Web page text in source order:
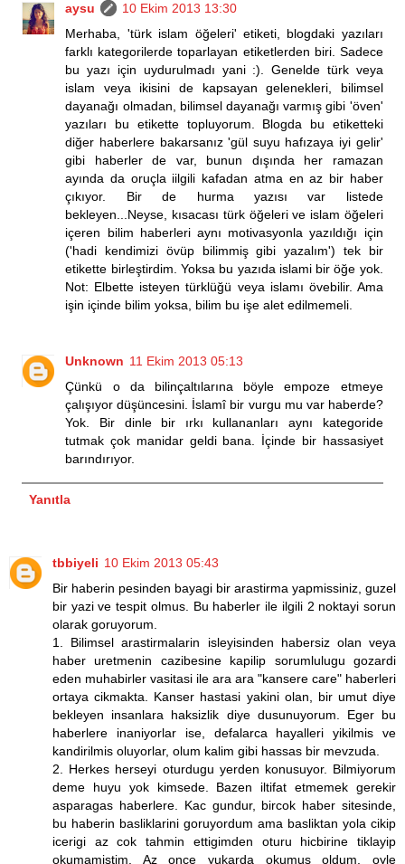
aysu
10 Ekim 2013 13:30
Merhaba, 'türk islam öğeleri' etiketi, blogdaki yazıları
farklı kategorilerde toparlayan etiketlerden biri. Sadece
bu yazı için uydurulmadı yani :). Genelde türk veya
islam veya ikisini de kapsayan gelenekleri, bilimsel
dayanağı olmadan, bilimsel dayanağı varmış gibi 'öven'
yazıları bu etikette topluyorum. Blogda bu etiketteki
diğer haberlere bakarsanız 'gül suyu hafızaya iyi gelir'
gibi haberler de var, bunun dışında her ramazan
ayında da oruçla iilgili kafadan atma en az bir haber
çıkıyor. Bir de hurma yazısı var listede
bekleyen...Neyse, kısacası türk öğeleri ve islam öğeleri
içeren bilim haberleri aynı motivasyonla yazıldığı için
('hadi kendimizi övüp bilimmiş gibi yazalım') tek bir
etikette birleştirdim. Yoksa bu yazıda islami bir öğe yok.
Not: Elbette isteyen türklüğü veya islamı övebilir. Ama
işin içinde bilim yoksa, bilim bu işe alet edilmemeli.
Unknown 11 Ekim 2013 05:13
Çünkü o da bilinçaltılarına böyle empoze etmeye
çalışıyor düşüncesini. İslamî bir vurgu mu var haberde?
Yok. Bir dinle bir ırkı kullananları aynı kategoride
tutmak çok manidar geldi bana. İçinde bir hassasiyet
barındırıyor.
Yanıtla
tbbiyeli 10 Ekim 2013 05:43
Bir haberin pesinden bayagi bir arastirma yapmissiniz, guzel
bir yazi ve tespit olmus. Bu haberler ile ilgili 2 noktayi sorun
olarak goruyorum.
1. Bilimsel arastirmalarin isleyisinden habersiz olan veya
haber uretmenin cazibesine kapilip sorumlulugu gozardi
eden muhabirler vasitasi ile ara ara "kansere care" haberleri
ortaya cikmakta. Kanser hastasi yakini olan, bir umut diye
bekleyen insanlara haksizlik diye dusunuyorum. Eger bu
haberlere inaniyorlar ise, defalarca hayalleri yikilmis ve
kandirilmis oluyorlar, olum kalim gibi hassas bir mevzuda.
2. Herkes herseyi oturdugu yerden konusuyor. Bilmiyorum
deme huyu yok kimsede. Bazen iltifat etmemek gerekir
asparagas haberlere. Kac gundur, bircok haber sitesinde,
bu haberin basliklarini goruyordum ama basliktan yola cikip
icerigi az cok tahmin ettigimden oturu hicbirine tiklayip
okumamistim. Az once yukarda okumus oldum, oyle